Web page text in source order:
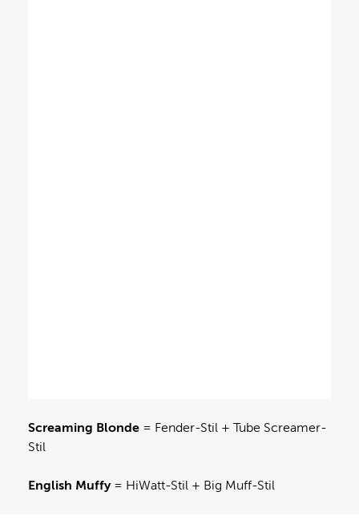
Screaming Blonde = Fender-Stil + Tube Screamer-
Stil
English Muffy= HiWatt-Stil + Big Muff-Stil